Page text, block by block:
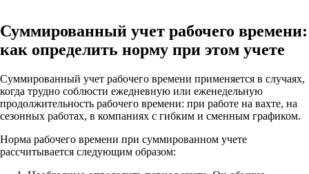
Суммированный учет рабочего времени:
как определить норму при этом учете
Суммированный учет рабочего времени применяется в случаях,
когда трудно соблюсти ежедневную или еженедельную
продолжительность рабочего времени: при работе на вахте, на
сезонных работах, в компаниях с гибким и сменным графиком.
Норма рабочего времени при суммированном учете
рассчитывается следующим образом: